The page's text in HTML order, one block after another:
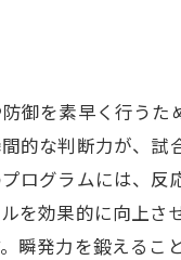
発力を鍛えるため
御を素早く行う
的な判断力が、
ログラムには、
を効果的に向上
瞬発力を鍛える